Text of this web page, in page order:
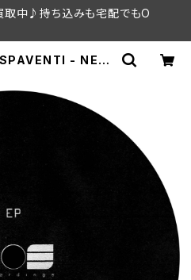
取中♪持ち込みも宅配でもO
- NEW
ード屋